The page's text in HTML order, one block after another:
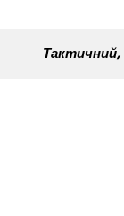
Тактичний,